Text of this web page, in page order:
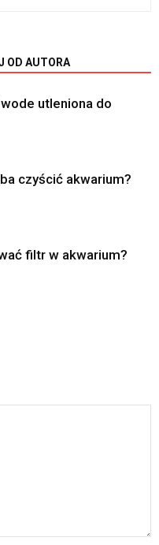
OD AUTORA
utleniona do
czyścić akwarium?
filtr w akwarium?